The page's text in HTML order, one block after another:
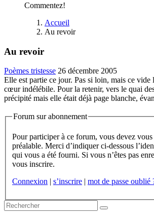
Commentez!
Accueil
Au revoir
Au revoir
Poèmes tristesse 26 décembre 2005
Elle est partie ce jour. Pas si loin, mais ce vide
cœur indélébile. Pour la retenir, vers le quai
précipité mais elle était déjà page blanche,
Forum sur abonnement
Pour participer à ce forum, vous devez vous enregistrer au
préalable. Merci d’indiquer ci-dessous l’identifiant personnel
qui vous a été fourni. Si vous n’êtes pas enregistré, vous devez
vous inscrire.
Connexion | s’inscrire | mot de passe oublié